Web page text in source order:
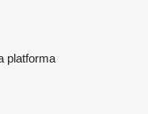
platforma